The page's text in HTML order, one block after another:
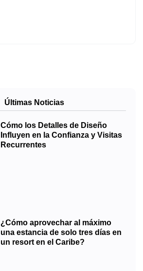
Últimas Noticias
Cómo los Detalles de Diseño
Influyen en la Confianza y Visitas
Recurrentes
¿Cómo aprovechar al máximo
una estancia de solo tres días en
un resort en el Caribe?